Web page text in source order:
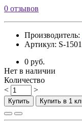
0 отзывов
Производитель:
Артикул: S-
0 руб.
Нет в наличии
Количество
<
>
Купить Купить в 1